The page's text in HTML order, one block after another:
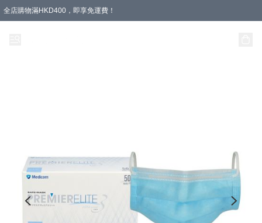
全店購物滿HKD400，即享免運費！